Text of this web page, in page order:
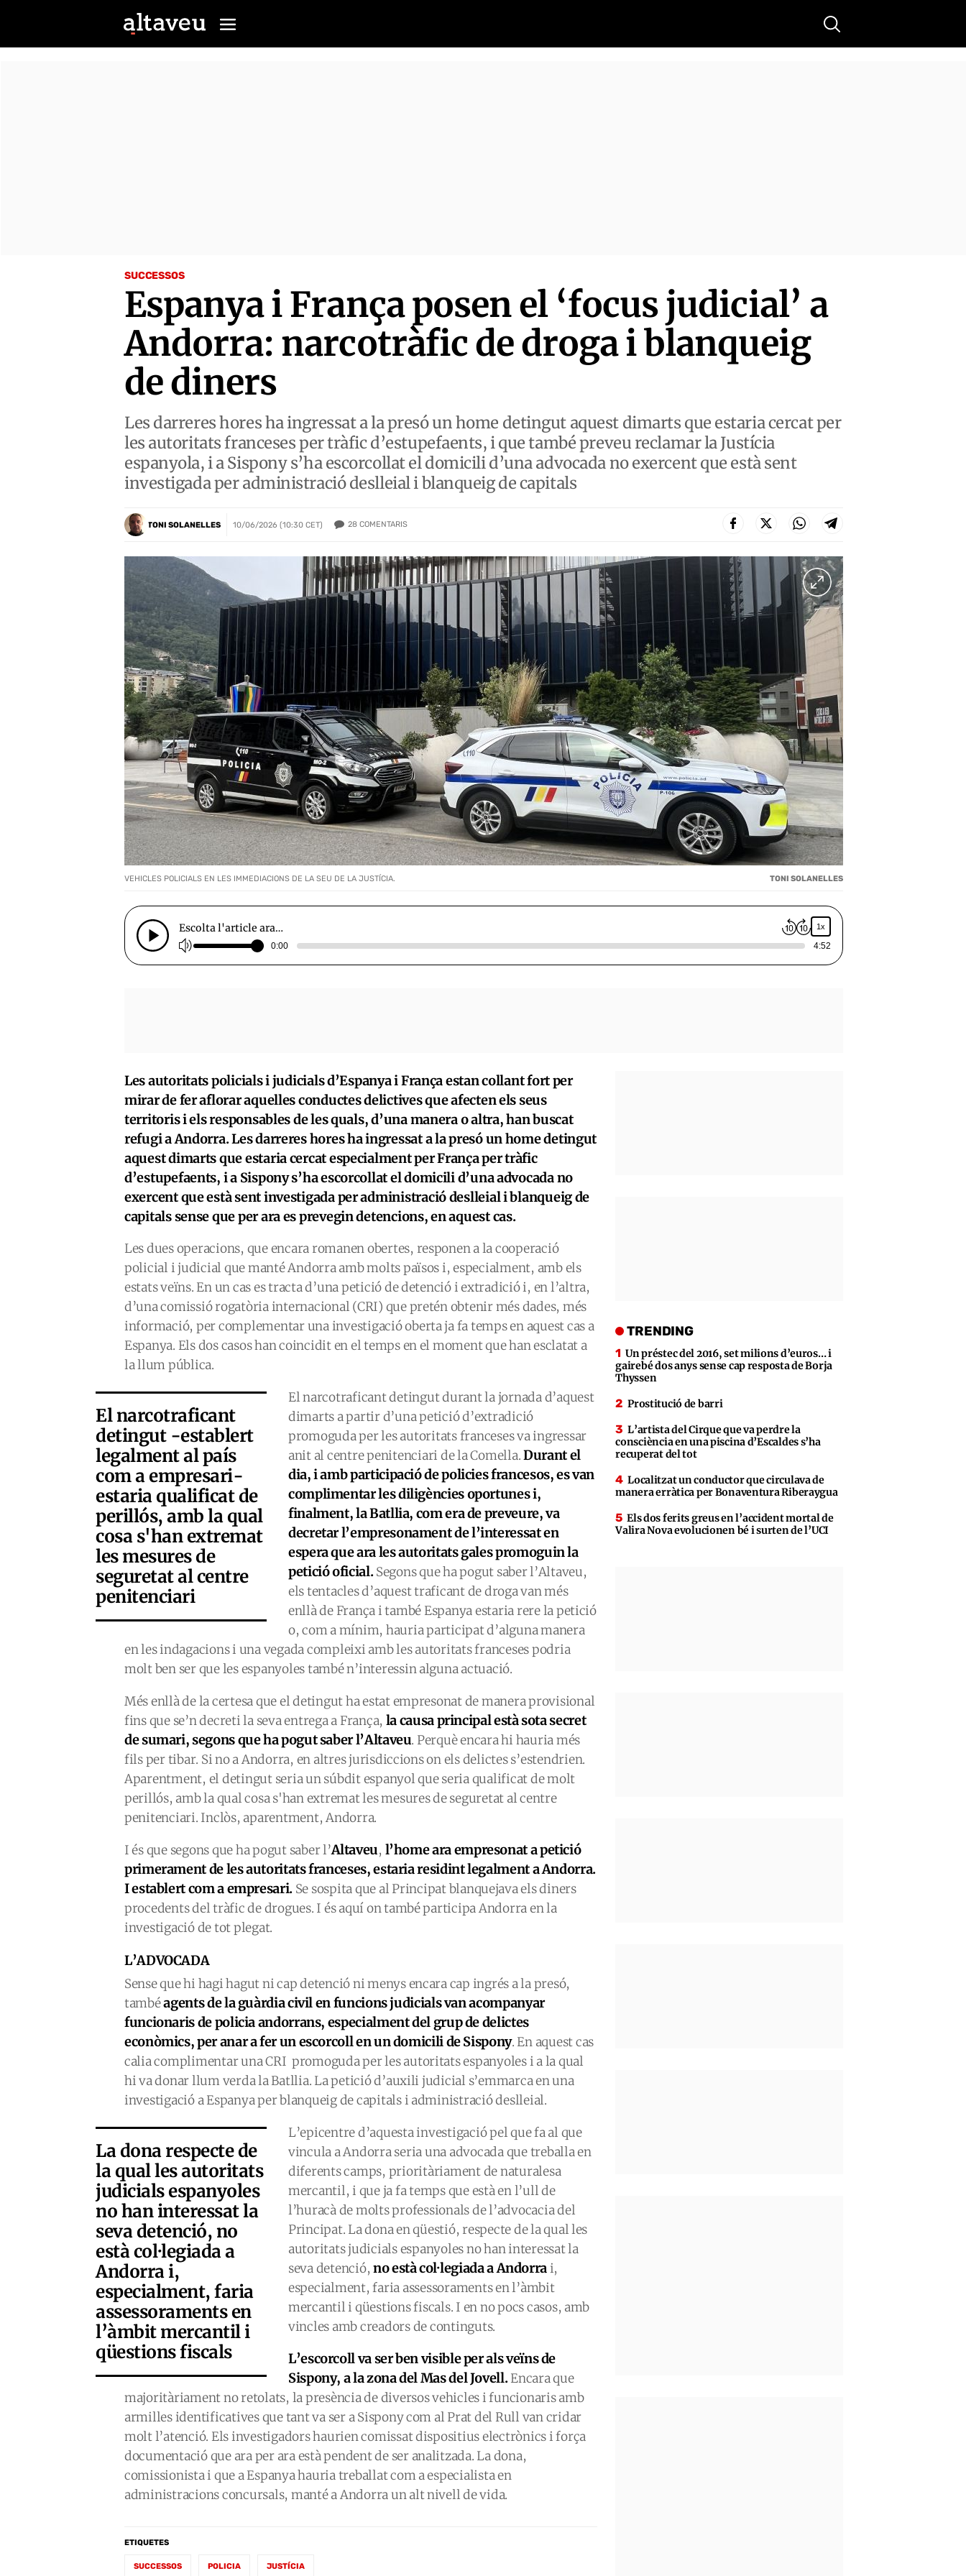
Buscar
SUCCESSOS
Espanya i França posen el ‘focus judicial’ a
Andorra: narcotràfic de droga i blanqueig
de diners
Les darreres hores ha ingressat a la presó un home detingut aquest dimarts que estaria cercat per
les autoritats franceses per tràfic d’estupefaents, i que també preveu reclamar la Justícia
espanyola, i a Sispony s’ha escorcollat el domicili d’una advocada no exercent que està sent
investigada per administració deslleial i blanqueig de capitals
TONI SOLANELLES 10/06/2026 (10:30 CET) 28 COMENTARIS
VEHICLES POLICIALS EN LES IMMEDIACIONS DE LA SEU DE LA JUSTÍCIA. TONI SOLANELLES
Escolta l'article ara… 1x
0:00 4:52
Les autoritats policials i judicials d’Espanya i França estan collant fort per
mirar de fer aflorar aquelles conductes delictives que afecten els seus
territoris i els responsables de les quals, d’una manera o altra, han buscat
refugi a Andorra. Les darreres hores ha ingressat a la presó un home detingut
aquest dimarts que estaria cercat especialment per França per tràfic
d’estupefaents, i a Sispony s’ha escorcollat el domicili d’una advocada no
exercent que està sent investigada per administració deslleial i blanqueig de
capitals sense que per ara es prevegin detencions, en aquest cas.
Les dues operacions, que encara romanen obertes, responen a la cooperació
policial i judicial que manté Andorra amb molts països i, especialment, amb els
estats veïns. En un cas es tracta d’una petició de detenció i extradició i, en l’altra,
d’una comissió rogatòria internacional (CRI) que pretén obtenir més dades, més
informació, per complementar una investigació oberta ja fa temps en aquest cas a
Espanya. Els dos casos han coincidit en el temps en el moment que han esclatat a
la llum pública.
El narcotraficant
detingut -establert
legalment al país
com a empresari-
estaria qualificat de
perillós, amb la qual
cosa s'han extremat
les mesures de
seguretat al centre
penitenciari
El narcotraficant detingut durant la jornada d’aquest
dimarts a partir d’una petició d’extradició
promoguda per les autoritats franceses va ingressar
anit al centre penitenciari de la Comella.Durant el
dia, i amb participació de policies francesos, es van
complimentar les diligències oportunes i,
finalment, la Batllia, com era de preveure, va
decretar l’empresonament de l’interessat en
espera que ara les autoritats gales promoguin la
petició oficial.Segons que ha pogut saber l’Altaveu,
els tentacles d’aquest traficant de droga van més
enllà de França i també Espanya estaria rere la petició
o, com a mínim, hauria participat d’alguna manera
en les indagacions i una vegada compleixi amb les autoritats franceses podria
molt ben ser que les espanyoles també n’interessin alguna actuació.
Més enllà de la certesa que el detingut ha estat empresonat de manera provisional
fins que se’n decreti la seva entrega a França, la causa principal està sota secret
de sumari, segons que ha pogut saber l’Altaveu. Perquè encara hi hauria més
fils per tibar. Si no a Andorra, en altres jurisdiccions on els delictes s’estendrien.
Aparentment, el detingut seria un súbdit espanyol que seria qualificat de molt
perillós, amb la qual cosa s'han extremat les mesures de seguretat al centre
penitenciari. Inclòs, aparentment, Andorra.
I és que segons que ha pogut saber l’Altaveu, l’home ara empresonat a petició
primerament de les autoritats franceses, estaria residint legalment a Andorra.
I establert com a empresari.Se sospita que al Principat blanquejava els diners
procedents del tràfic de drogues. I és aquí on també participa Andorra en la
investigació de tot plegat.
L’ADVOCADA
Sense que hi hagi hagut ni cap detenció ni menys encara cap ingrés a la presó,
tambéagents de la guàrdia civil en funcions judicials van acompanyar
funcionaris de policia andorrans, especialment del grup de delictes
econòmics, per anar a fer un escorcoll en un domicili de Sispony. En aquest cas
calia complimentar una CRI promoguda per les autoritats espanyoles i a la qual
hi va donar llum verda la Batllia. La petició d’auxili judicial s’emmarca en una
investigació a Espanya per blanqueig de capitals i administració deslleial.
La dona respecte de
la qual les autoritats
judicials espanyoles
no han interessat la
seva detenció, no
està col·legiada a
Andorra i,
especialment, faria
assessoraments en
l’àmbit mercantil i
qüestions fiscals
L’epicentre d’aquesta investigació pel que fa al que
vincula a Andorra seria una advocada que treballa en
diferents camps, prioritàriament de naturalesa
mercantil, i que ja fa temps que està en l’ull de
l’huracà de molts professionals de l’advocacia del
Principat. La dona en qüestió, respecte de la qual les
autoritats judicials espanyoles no han interessat la
seva detenció, no està col·legiada a Andorrai,
especialment, faria assessoraments en l’àmbit
mercantil i qüestions fiscals. I en no pocs casos, amb
vincles amb creadors de continguts.
L’escorcoll va ser ben visible per als veïns de
Sispony, a la zona del Mas del Jovell.Encara que
majoritàriament no retolats, la presència de diversos vehicles i funcionaris amb
armilles identificatives que tant va ser a Sispony com al Prat del Rull van cridar
molt l’atenció. Els investigadors haurien comissat dispositius electrònics i força
documentació que ara per ara està pendent de ser analitzada. La dona,
comissionista i que a Espanya hauria treballat com a especialista en
administracions concursals, manté a Andorra un alt nivell de vida.
ETIQUETES
SUCCESSOS POLICIA JUSTÍCIA
TRENDING
Un préstec del 2016, set milions d’euros… i
gairebé dos anys sense cap resposta de Borja
Thyssen
Prostitució de barri
L’artista del Cirque que va perdre la
consciència en una piscina d’Escaldes s’ha
recuperat del tot
Localitzat un conductor que circulava de
manera erràtica per Bonaventura Riberaygua
Els dos ferits greus en l’accident mortal de
Valira Nova evolucionen bé i surten de l’UCI